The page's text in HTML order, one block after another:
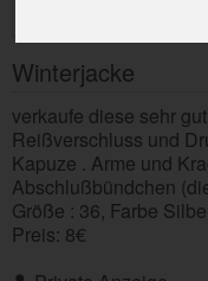
Winterjacke
verkaufe diese sehr
Reißverschluss und
Kapuze . Arme und
Abschlußbündchen
Größe : 36, Farbe
Preis: 8€